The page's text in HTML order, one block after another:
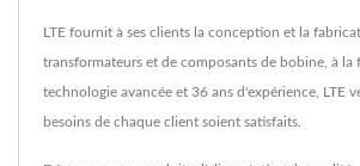
LTE fournit à ses clients la conception et la
transformateurs et de composants de bobine, à la
technologie avancée et 36 ans d'expérience, LTE
besoins de chaque client soient satisfaits.